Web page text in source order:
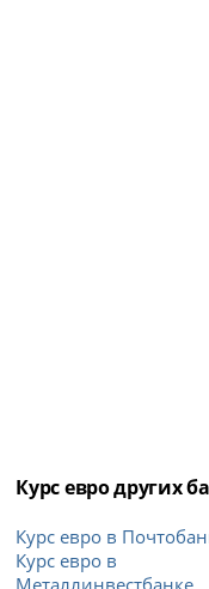
Курс евро других
Курс евро в
Курс евро в
Металлинвестбанке